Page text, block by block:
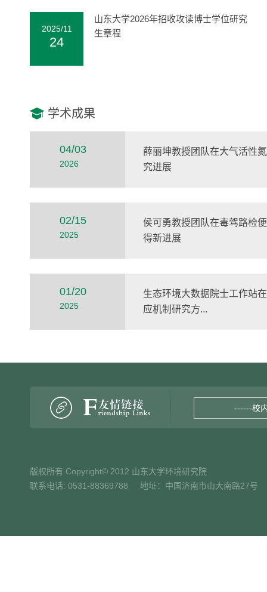
2025/11
24
山东大学2026年招收攻读博士学位研究
生章程
学术成果
04/03
2026
薛丽坤教授团队在大气活性
究进展
02/15
2025
侯可勇教授团队在毒驾路检
得新进展
01/20
2025
生态环境大数据院士工作站
应机制研究方...
------校
版权所有 Copyright© 2012 山东大学环境研究院
联系电话: 0531-88369788 地址：中国济南市山大南路27号